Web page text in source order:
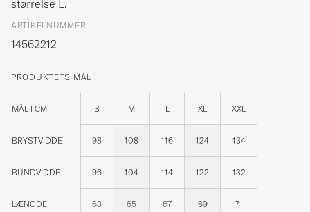
størrelse L.
ARTIKELNUMMER
14562212
PRODUKTETS MÅL
MÅL I CM S M L XL XXL
BRYSTVIDDE 98 108 116 124 134
BUNDVIDDE 96 104 114 122 132
LÆNGDE 63 65 67 69 71